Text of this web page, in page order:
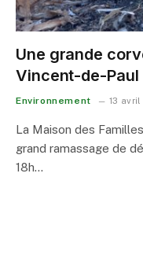
Une grande
Vincent-de-Paul
Environnement 13 avril
La Maison des
grand ramassage de
18h…